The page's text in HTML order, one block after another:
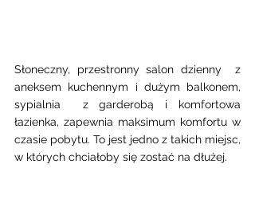
Słoneczny, przestronny salon dzienny  z
aneksem kuchennym i dużym balkonem,
sypialnia  z garderobą i komfortowa
łazienka, zapewnia maksimum komfortu w
czasie pobytu. To jest jedno z takich miejsc,
w których chciałoby się zostać na dłużej.